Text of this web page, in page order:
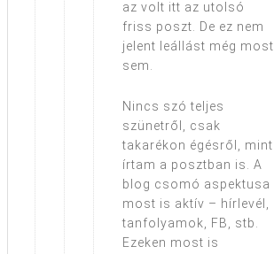
az volt itt az utolsó
friss poszt. De ez nem
jelent leállást még most
sem.
Nincs szó teljes
szünetről, csak
takarékon égésről, mint
írtam a posztban is. A
blog csomó aspektusa
most is aktív – hírlevél,
tanfolyamok, FB, stb.
Ezeken most is